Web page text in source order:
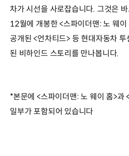
차가 시선을 사로잡습니다. 그것은
12월에 개봉한 <스파이더맨: 노 웨
공개된 <언차티드> 등 현대자동차
된 비하인드 스토리를 만나봅니다.
*본문에 <스파이더맨: 노 웨이 홈>과
일부가 포함되어 있습니다